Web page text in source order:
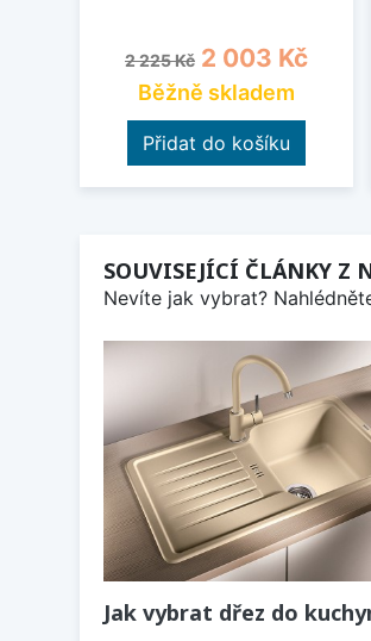
Běžná cena
2 225 Kč Cena
2 003 Kč
Běžně skladem
Přidat do košíku
SOUVISEJÍCÍ ČLÁNKY Z
Nevíte jak vybrat?
Jak vybrat dřez do